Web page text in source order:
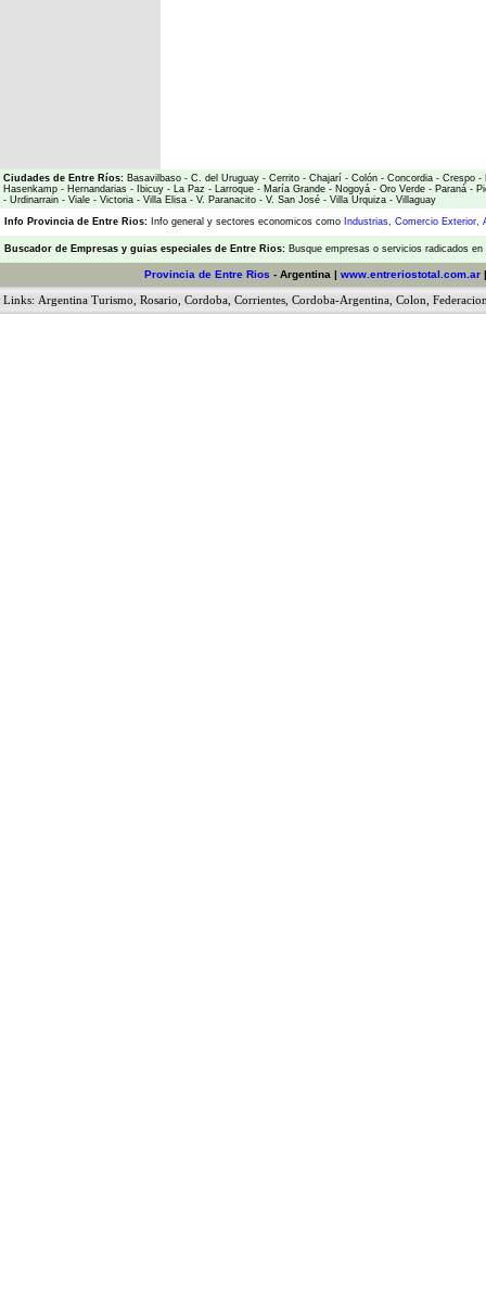
Ciudades de Entre Ríos: Basavilbaso - C. del Uruguay - Cerrito - Chajarí - Colón - Concordia - Crespo -
Hasenkamp - Hernandarias - Ibicuy - La Paz - Larroque - María Grande - Nogoyá - Oro Verde - Paraná -
- Urdinarrain - Viale - Victoria - Villa Elisa - V. Paranacito - V. San José - Villa Urquiza - Villaguay
Info Provincia de Entre Rios: Info general y sectores economicos como Industrias, Comercio Exterior,
Buscador de Empresas y guias especiales de Entre Rios: Busque empresas o servicios radicados
Provincia de Entre Rios - Argentina | www.entreriostotal.com.ar
Links: Argentina Turismo Rosario Cordoba Corrientes Cordoba-Argentina Colon